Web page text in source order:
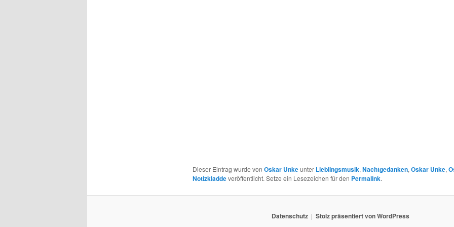
Dieser Eintrag wurde von Oskar Unkeunter Lieblingsmusik, Nachtgedanken, Oskar Unke,
Notizkladdeveröffentlicht. Setze ein Lesezeichen für den Permalink.
Datenschutz Stolz präsentiert von WordPress